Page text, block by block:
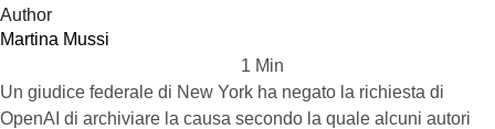
Author
Martina Mussi
1 Min
Un giudice federale di New York ha negato la richiesta di
OpenAI di archiviare la causa secondo la quale alcuni autori